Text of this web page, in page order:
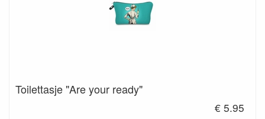
Toilettasje "Are your ready"
€ 5.95